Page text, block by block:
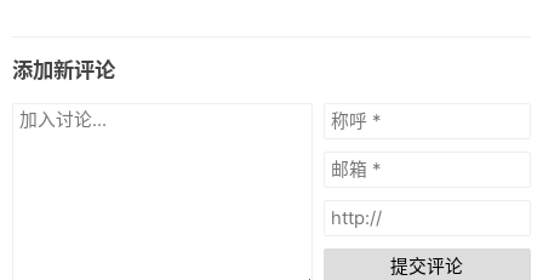
添加新评论
提交评论